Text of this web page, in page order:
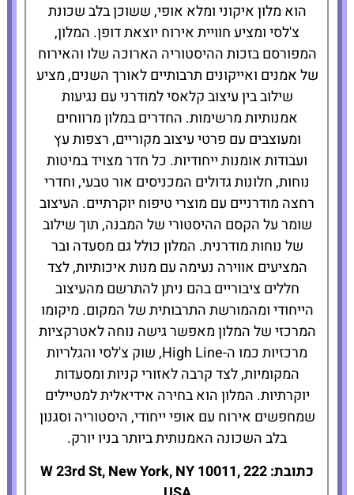
להזמנת
המלון לחצו
כאן
הוא מלון איקוני ומלא אופי, ששוכן בלב שכונת
צ'לסי ומציע חוויית אירוח יוצאת דופן. המלון,
המפורסם בזכות ההיסטוריה הארוכה שלו והאירוח
של אמנים ואייקונים תרבותיים לאורך השנים, מציע
שילוב בין עיצוב קלאסי למודרני עם נגיעות
אמנותיות מרשימות. החדרים במלון מרווחים
ומעוצבים עם פרטי עיצוב מקוריים, רצפות עץ
ועבודות אומנות ייחודיות. כל חדר מצויד במיטות
נוחות, חלונות גדולים המכניסים אור טבעי, וחדרי
רחצה מודרניים עם מוצרי טיפוח יוקרתיים. העיצוב
שומר על הקסם ההיסטורי של המבנה, תוך שילוב
של נוחות מודרנית. המלון כולל גם מסעדה ובר
המציעים אווירה נעימה עם מנות איכותיות, לצד
חללים ציבוריים בהם ניתן להתרשם מהעיצוב
הייחודי ומהמורשת התרבותית של המקום. מיקומו
המרכזי של המלון מאפשר גישה נוחה לאטרקציות
מרכזיות כמו ה-High Line, שוק צ'לסי והגלריות
המקומיות, לצד קרבה לאזורי קניות ומסעדות
יוקרתיות. המלון הוא בחירה אידיאלית למטיילים
שמחפשים אירוח עם אופי ייחודי, היסטוריה וסגנון
בלב השכונה האמנותית ביותר בניו יורק.
כתובת: 222 W 23rd St, New York, NY 10011,